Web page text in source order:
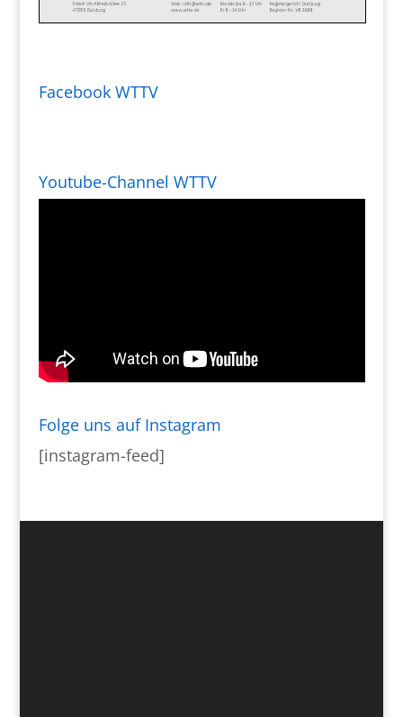
Facebook WTTV
Youtube-Channel WTTV
Folge uns auf Instagram
[instagram-feed]